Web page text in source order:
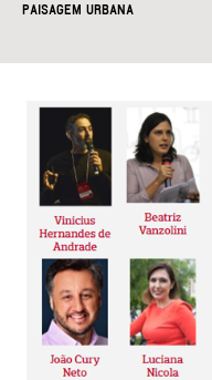
PAISAGEM URBANA